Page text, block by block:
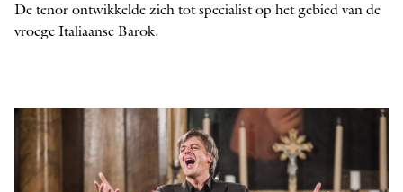
De tenor ontwikkelde zich tot specialist op het gebied van de
vroege Italiaanse Barok.